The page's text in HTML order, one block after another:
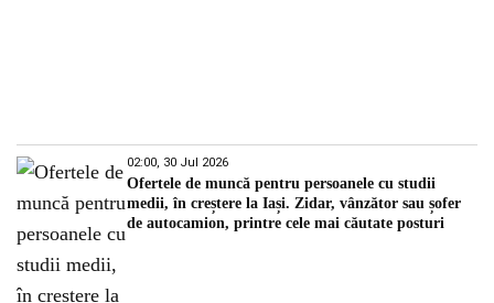
02:00, 30 Jul 2026
Ofertele de muncă pentru persoanele cu studii
medii, în creștere la Iași. Zidar, vânzător sau șofer
de autocamion, printre cele mai căutate posturi